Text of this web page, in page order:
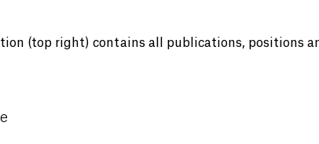
(top right) contains all publications, positions